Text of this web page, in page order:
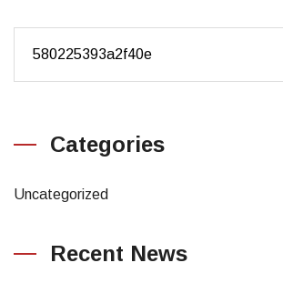
Categories
Uncategorized
Recent News